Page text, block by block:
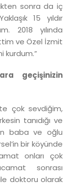
sonra da iç
15 yıldır
2018 yılında
ve Özel İzmit
kurdum.”
geçişinizin
çok sevdiğim,
tanıdığı ve
baba ve oğlu
bir köyünde
onları çok
sonrası
doktoru olarak